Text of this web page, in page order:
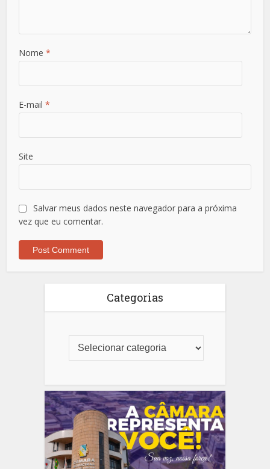
Nome*
E-mail*
Site
Salvar meus dados neste navegador para a próxima
vez que eu comentar.
Categorias